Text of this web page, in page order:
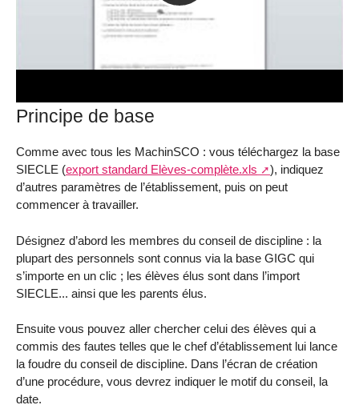
Principe de base
Comme avec tous les MachinSCO : vous téléchargez la base
SIECLE (export standard Elèves-complète.xls
), indiquez
d’autres paramètres de l’établissement, puis on peut
commencer à travailler.
Désignez d’abord les membres du conseil de discipline : la
plupart des personnels sont connus via la base GIGC qui
s’importe en un clic ; les élèves élus sont dans l’import
SIECLE... ainsi que les parents élus.
Ensuite vous pouvez aller chercher celui des élèves qui a
commis des fautes telles que le chef d’établissement lui lance
la foudre du conseil de discipline. Dans l’écran de création
d’une procédure, vous devrez indiquer le motif du conseil, la
date.